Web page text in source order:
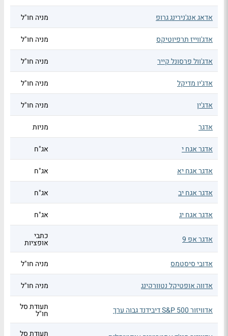
אדאג אנג'נירינג גרופ מניה חו"ל
אדג'ווייז תרפיוטיקס מניה חו"ל
אדג'וול פרסונל קייר מניה חו"ל
אדג'יו מדיקל מניה חו"ל
אדג'ין מניה חו"ל
אדגר מניות
אדגר אגח י אג"ח
אדגר אגח יא אג"ח
אדגר אגח יב אג"ח
אדגר אגח יג אג"ח
אדגר אפ 9 כתבי
אופציות
אדובי סיסטמס
מניה חו"ל
אדווה אופטיקל נטוורקינג מניה חו"ל
אדוויזור S&P 500 דיבידנד גבוה ערך תעודת סל
חו"ל
תעודת סל